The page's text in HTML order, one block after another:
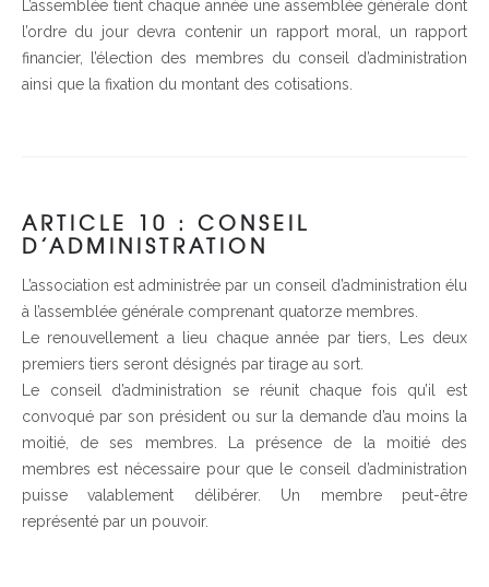
L’assemblée tient chaque année une assemblée générale dont
l’ordre du jour devra contenir un rapport moral, un rapport
financier, l’élection des membres du conseil d’administration
ainsi que la fixation du montant des cotisations.
ARTICLE 10 : CONSEIL
D’ADMINISTRATION
L’association est administrée par un conseil d’administration élu
à l’assemblée générale comprenant quatorze membres.
Le renouvellement a lieu chaque année par tiers, Les deux
premiers tiers seront désignés par tirage au sort.
Le conseil d’administration se réunit chaque fois qu’il est
convoqué par son président ou sur la demande d’au moins la
moitié, de ses membres. La présence de la moitié des
membres est nécessaire pour que le conseil d’administration
puisse valablement délibérer. Un membre peut-être
représenté par un pouvoir.